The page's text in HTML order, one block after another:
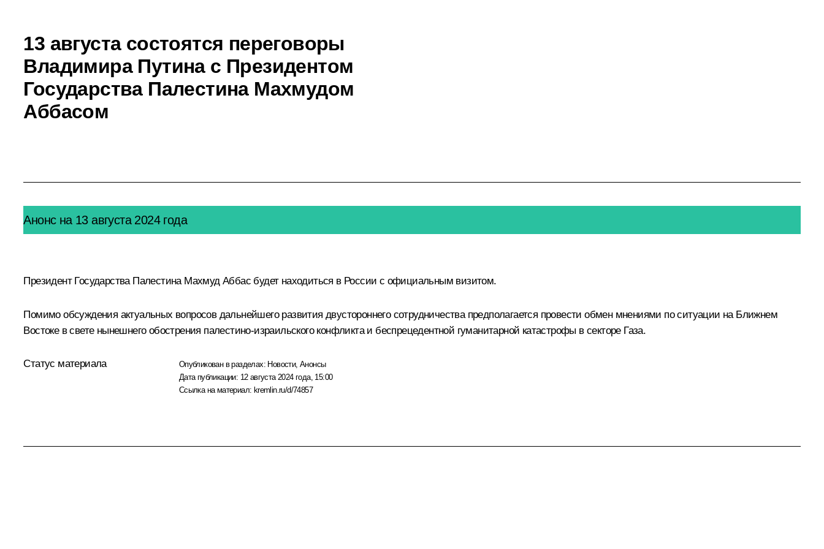
13 августа состоятся переговоры
Владимира Путина с Президентом
Государства Палестина Махмудом
Аббасом
Анонс на 13 августа 2024 года
Президент Государства Палестина Махмуд Аббас будет находиться в России с официальным визитом.
Помимо обсуждения актуальных вопросов дальнейшего развития двустороннего сотрудничества предполагается провести обмен мнениями по ситуации на Ближнем
Востоке в свете нынешнего обострения палестино-израильского конфликта и беспрецедентной гуманитарной катастрофы в секторе Газа.
Статус материала Опубликован в разделах: Новости,Анонсы
Дата публикации: 12 августа 2024 года, 15:00
Ссылка на материал: kremlin.ru/d/74857